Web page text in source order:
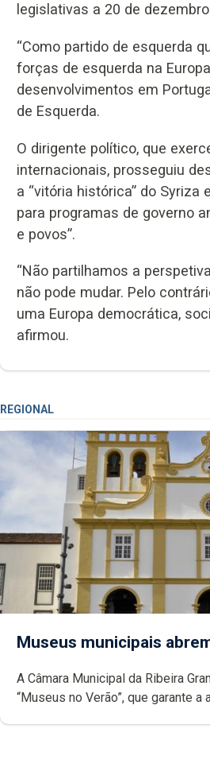
legislativas a 20 de
“Como partido de esquerda
forças de esquerda na
desenvolvimentos em
de Esquerda.
O dirigente político, que
internacionais, prosseguiu
a “vitória histórica” do
para programas de governo
e povos”.
“Não partilhamos a
não pode mudar. Pelo
uma Europa democrática,
afirmou.
REGIONAL
Museus municipais
A Câmara Municipal da Ribeira
“Museus no Verão”, que garante